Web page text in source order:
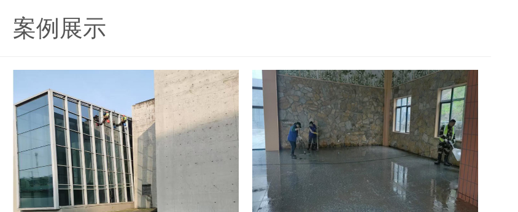
案例展示